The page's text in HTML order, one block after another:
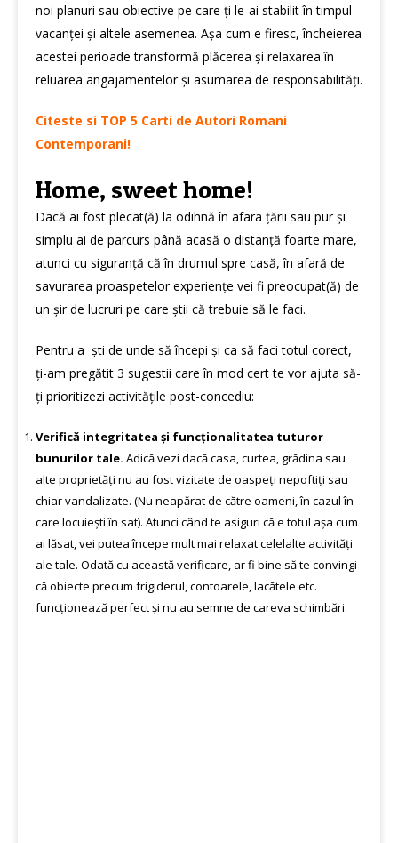
noi planuri sau obiective pe care ți le-ai stabilit în timpul
vacanței și altele asemenea. Așa cum e firesc, încheierea
acestei perioade transformă plăcerea și relaxarea în
reluarea angajamentelor și asumarea de responsabilități.
Citeste si TOP 5 Carti de Autori Romani
Contemporani!
Home, sweet home!
Dacă ai fost plecat(ă) la odihnă în afara țării sau pur și
simplu ai de parcurs până acasă o distanță foarte mare,
atunci cu siguranță că în drumul spre casă, în afară de
savurarea proaspetelor experiențe vei fi preocupat(ă) de
un șir de lucruri pe care știi că trebuie să le faci.
Pentru a ști de unde să începi și ca să faci totul corect,
ți-am pregătit 3 sugestii care în mod cert te vor ajuta să-
ți prioritizezi activitățile post-concediu:
Verifică integritatea și funcționalitatea tuturor
bunurilor tale. Adică vezi dacă casa, curtea, grădina sau
alte proprietăți nu au fost vizitate de oaspeți nepoftiți sau
chiar vandalizate. (Nu neapărat de către oameni, în cazul în
care locuiești în sat). Atunci când te asiguri că e totul așa cum
ai lăsat, vei putea începe mult mai relaxat celelalte activități
ale tale. Odată cu această verificare, ar fi bine să te convingi
că obiecte precum frigiderul, contoarele, lacătele etc.
funcționează perfect și nu au semne de careva schimbări.